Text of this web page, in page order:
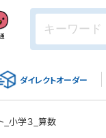
ダイレクトオーダー
_小学３_算数